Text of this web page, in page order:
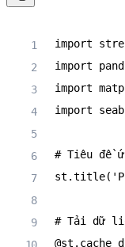
import
import
import
import
# Tiêu đề
st .title(
# Tải dữ
@st .